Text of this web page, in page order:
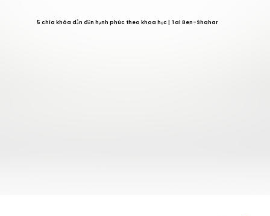
5 chìa khóa dẫn đến hạnh phúc theo khoa học | Tal Ben-Shahar